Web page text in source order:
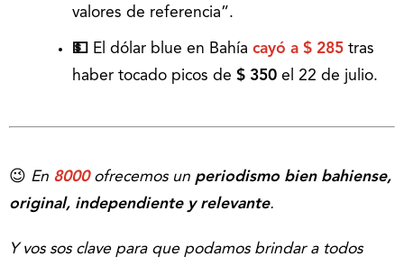
valores de referencia”.
💵 El dólar blue en Bahía cayó a $ 285 tras
haber tocado picos de $ 350 el 22 de julio.
😉 En 8000ofrecemos un periodismo bien bahiense,
original, independiente y relevante.
Y vos sos clave para que podamos brindar a todos